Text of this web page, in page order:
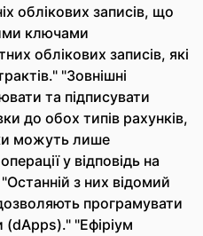
облікових записів, що
ключами
облікових записів, які
"Зовнішні
та підписувати
до обох типів рахунків,
можуть лише
у відповідь на
з них відомий
програмувати
(dApps)." "Ефіріум